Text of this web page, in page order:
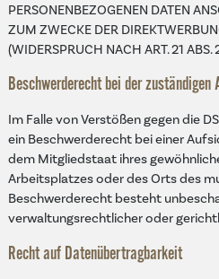
PERSONENBEZOGENEN DATEN
ZUM ZWECKE DER
(WIDERSPRUCH NACH ART. 21 ABS.
Beschwerde­recht bei der zuständigen
Im Falle von Verstößen gegen die
ein Beschwerderecht bei einer
dem Mitgliedstaat ihres
Arbeitsplatzes oder des Orts des
Beschwerderecht besteht
verwaltungsrechtlicher oder
Recht auf Daten­übertrag­barkeit